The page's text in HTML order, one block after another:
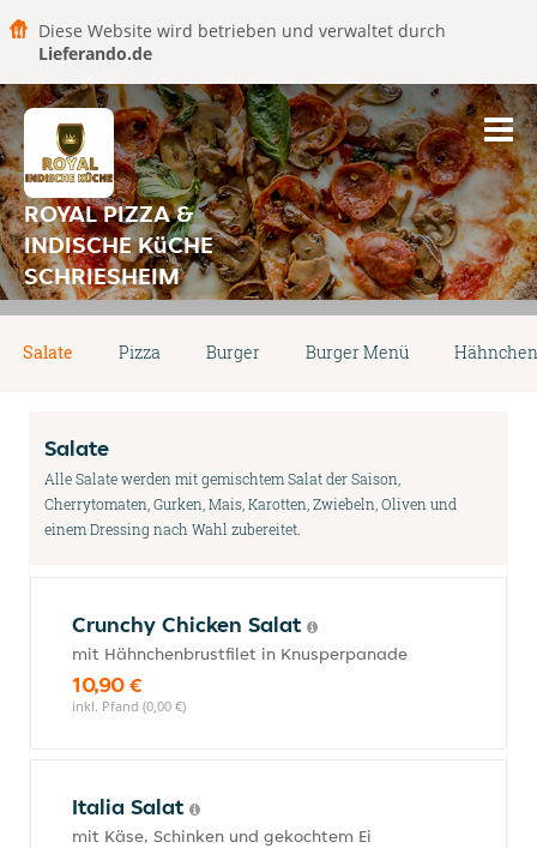
Diese Website wird betrieben und verwaltet durch
Lieferando.de
ROYAL PIZZA &
INDISCHE KüCHE
SCHRIESHEIM
Salate Pizza Burger Burger Menü
Salate
Alle Salate werden mit gemischtem Salat der Saison,
Cherrytomaten, Gurken, Mais, Karotten, Zwiebeln, Oliven und
einem Dressing nach Wahl zubereitet.
Crunchy Chicken Salat
mit Hähnchenbrustfilet in Knusperpanade
10,90 €
inkl. Pfand (0,00 €)
Italia Salat
mit Käse, Schinken und gekochtem Ei